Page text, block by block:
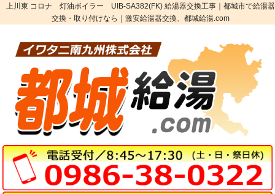
上川東 コロナ 灯油ボイラー UIB-SA382(FK) 給湯器交換工事｜都城市で給湯器
交換・取り付けなら｜激安給湯器交換、都城給湯.com